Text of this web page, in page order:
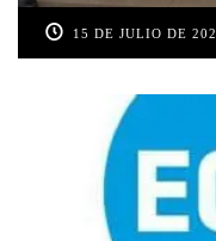
15 DE JULIO DE